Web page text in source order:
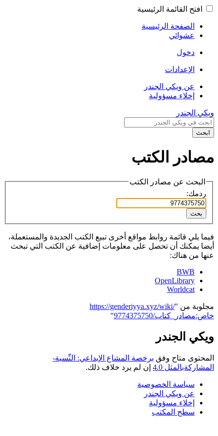
افتح القائمة الرئيسية
الصفحة الرئيسية
عشوائي
دخول
الإعدادات
عن ويكي الجندر
إخلاء مسؤولية
ويكي الجندر
ابحث
مصادر الكتب
البحث عن مصادر الكتب
ردمك:
بحث
فيما يلي قائمة روابط مواقع أخرى تبيع الكتب الجديدة والمستعملة،
أيضا يمكنك أن تحصل على معلومات إضافية عن الكتب التي تبحث
عنها من هناك:
BWB
OpenLibrary
Worldcat
مجلوبة من "https://genderiyya.xyz/wiki/
خاص:مصادر_كتاب/9774375750
"
ويكي الجندر
المحتوى متاح وفق برخصة المشاع الإبداعي: النِّسبة-
المشاركةبالمثل 4.0
إن لم يرد خلاف ذلك.
سياسة الخصوصية
عن ويكي الجندر
إخلاء مسؤولية
سطح المكتب